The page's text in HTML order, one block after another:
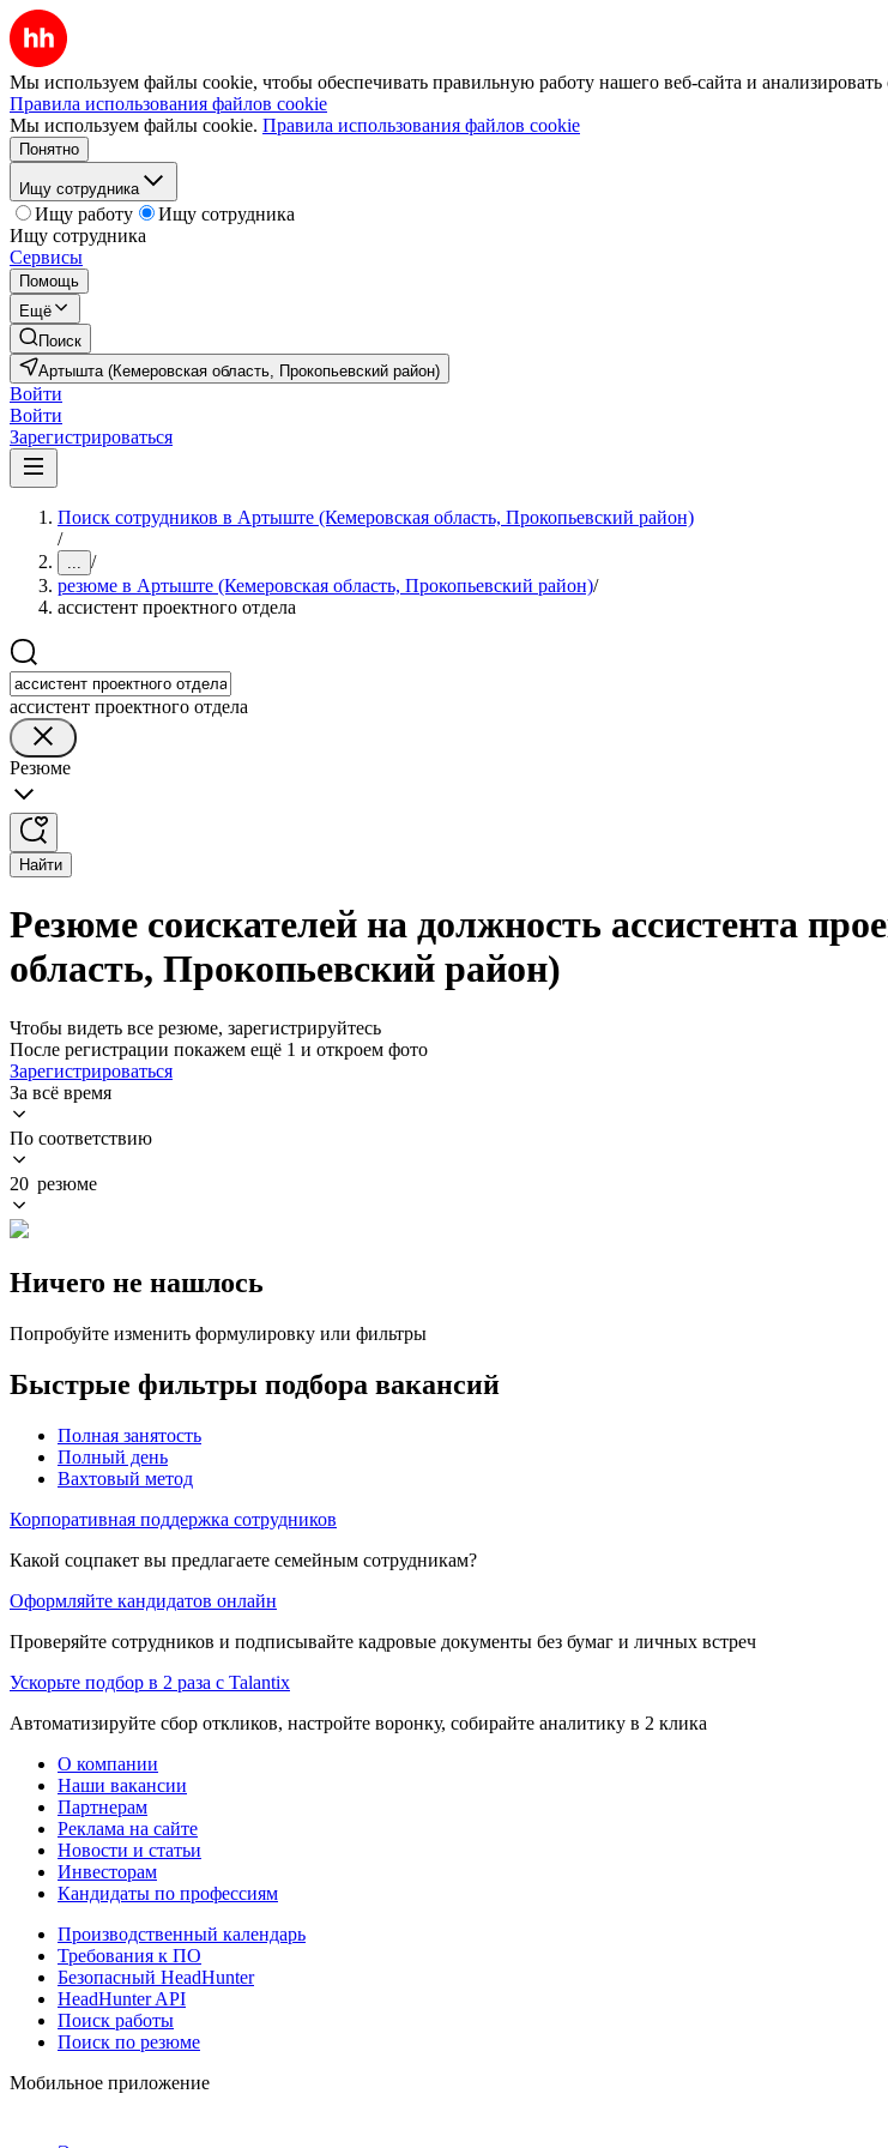
Мы используем файлы cookie, чтобы обеспечивать правильную работу нашего веб-сайта и анализировать
Правила использования файлов cookie
Мы используем файлы cookie. Правила использования файлов cookie
Понятно
Ищу сотрудника
Ищу работу
Ищу сотрудника
Ищу сотрудника
Сервисы
Помощь
Ещё
Поиск
Артышта (Кемеровская область, Прокопьевский район)
Войти
Войти
Зарегистрироваться
Поиск сотрудников в Артыште (Кемеровская область, Прокопьевский район)
/
... /
резюме в Артыште (Кемеровская область, Прокопьевский район)/
ассистент проектного отдела
ассистент проектного отдела
Резюме
Найти
Резюме соискателей на должность ассистента
область, Прокопьевский район)
Чтобы видеть все резюме, зарегистрируйтесь
После регистрации покажем ещё 1 и откроем фото
Зарегистрироваться
За всё время
По соответствию
20 резюме
Ничего не нашлось
Попробуйте изменить формулировку или фильтры
Быстрые фильтры подбора вакансий
Полная занятость
Полный день
Вахтовый метод
Корпоративная поддержка сотрудников
Какой соцпакет вы предлагаете семейным сотрудникам?
Оформляйте кандидатов онлайн
Проверяйте сотрудников и подписывайте кадровые документы без бумаг и личных встреч
Ускорьте подбор в 2 раза с Talantix
Автоматизируйте сбор откликов, настройте воронку, собирайте аналитику в 2 клика
О компании
Наши вакансии
Партнерам
Реклама на сайте
Новости и статьи
Инвесторам
Кандидаты по профессиям
Производственный календарь
Требования к ПО
Безопасный HeadHunter
HeadHunter API
Поиск работы
Поиск по резюме
Мобильное приложение